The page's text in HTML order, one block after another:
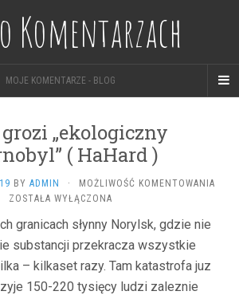
Komentarzach
MOJE KOMENTARZE - BLOG
„ekologiczny
( HaHard )
BY ADMIN ·
MOŻLIWOŚĆ KOMENTOWANIA
ROSJI
„EKOLOGICZNY
CZARNOBYL”
(
HAHARD
)
ZOSTAŁA WYŁĄCZONA
granicach słynny Norylsk, gdzie nie
substancji przekracza wszystkie
– kilkaset razy. Tam katastrofa juz
150-220 tysięcy ludzi zaleznie